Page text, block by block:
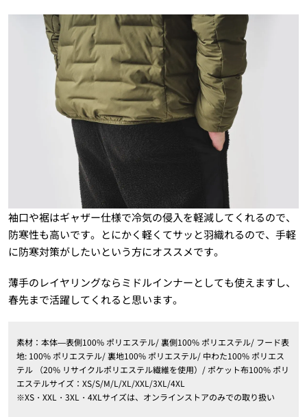
袖口や裾はギャザー仕様で冷気の侵入を軽減してくれるので、
防寒性も高いです。とにかく軽くてサッと羽織れるので、手軽
に防寒対策がしたいという方にオススメです。
薄手のレイヤリングならミドルインナーとしても使えますし、
春先まで活躍してくれると思います。
素材：本体―表側100% ポリエステル/ 裏側100% ポリエステル/ フード表
地: 100% ポリエステル/ 裏地100% ポリエステル/ 中わた100% ポリエス
テル （20% リサイクルポリエステル繊維を使用）/ ポケット布100% ポリ
エステルサイズ：XS/S/M/L/XL/XXL/3XL/4XL
※XS・XXL・3XL・4XLサイズは、オンラインストアのみでの取り扱い